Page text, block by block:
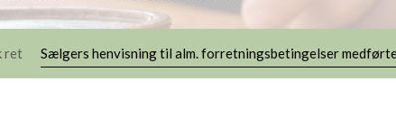
ret Sælgers henvisning til alm. forretningsbetingelser